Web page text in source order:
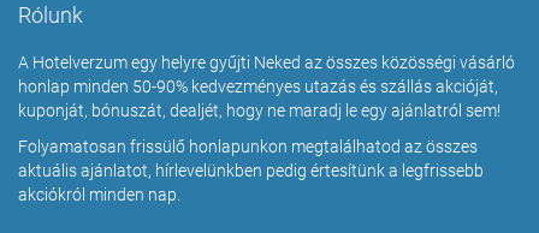
Rólunk
A Hotelverzum egy helyre gyűjti Neked az összes közösségi vásárló
honlap minden 50-90% kedvezményes utazás és szállás akcióját,
kuponját, bónuszát, dealjét, hogy ne maradj le egy ajánlatról sem!
Folyamatosan frissülő honlapunkon megtalálhatod az összes
aktuális ajánlatot, hírlevelünkben pedig értesítünk a legfrissebb
akciókról minden nap.